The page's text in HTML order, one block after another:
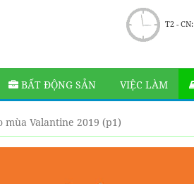
T2 - CN:
BẤT ĐỘNG SẢN VIỆC LÀM
Valantine 2019 (p1)